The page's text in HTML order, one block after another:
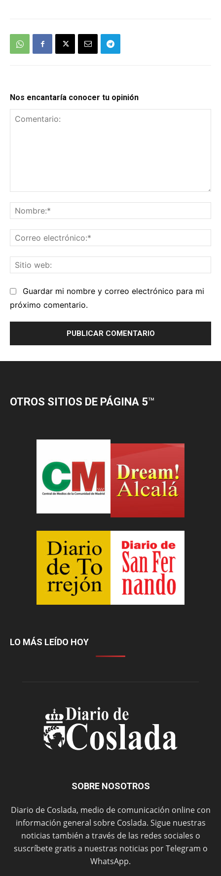
OTROS SITIOS DE PÁGINA 5™
LO MÁS LEÍDO HOY
SOBRE NOSOTROS
Diario de Coslada, medio de comunicación online con
información general sobre Coslada. Sigue nuestras
noticias también a través de las redes sociales o
suscríbete gratis a nuestras noticias por Telegram o
WhatsApp.